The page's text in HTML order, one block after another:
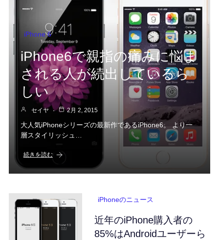
iPhone 6
iPhone6で親指の痛みに悩ま
される人が続出しているら
しい
セイヤ 2月 2, 2015
大人気iPhoneシリーズの最新作であるiPhone6。 より一
層スタイリッシュ…
続きを読む
iPhoneのニュース
近年のiPhone購入者の
85%はAndroidユーザーら